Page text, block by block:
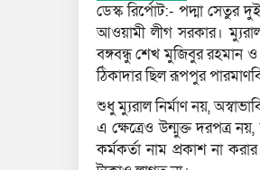
ডেস্ক রির্পোট:- পদ্মা সেতুর
আওয়ামী লীগ সরকার।
বঙ্গবন্ধু শেখ মুজিবুর রহমান ও
ঠিকাদার ছিল রূপপুর
শুধু ম্যুরাল নির্মাণ নয়,
এ ক্ষেত্রেও উন্মুক্ত দরপত্র
কর্মকর্তা নাম প্রকাশ না